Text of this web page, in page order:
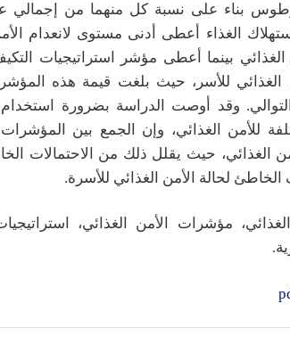
بناء على نسبة كل منهما من إجمالي
الغذاء أعطى أدنى مستوى لانعدام
بينما أعطى مؤشر استراتيجيات
الغذائي للأسر، حيث بلغت قيمة هذه
47.2)% على التوالي. وقد أوصت الدراسة بضرورة
للأمن الغذائي، وإن الجمع بين
الغذائي، حيث يقلل ذلك من الاحتمالات
الخاطئ لحالة الأمن الغذائي للأسرة.
مؤشرات الأمن الغذائي،